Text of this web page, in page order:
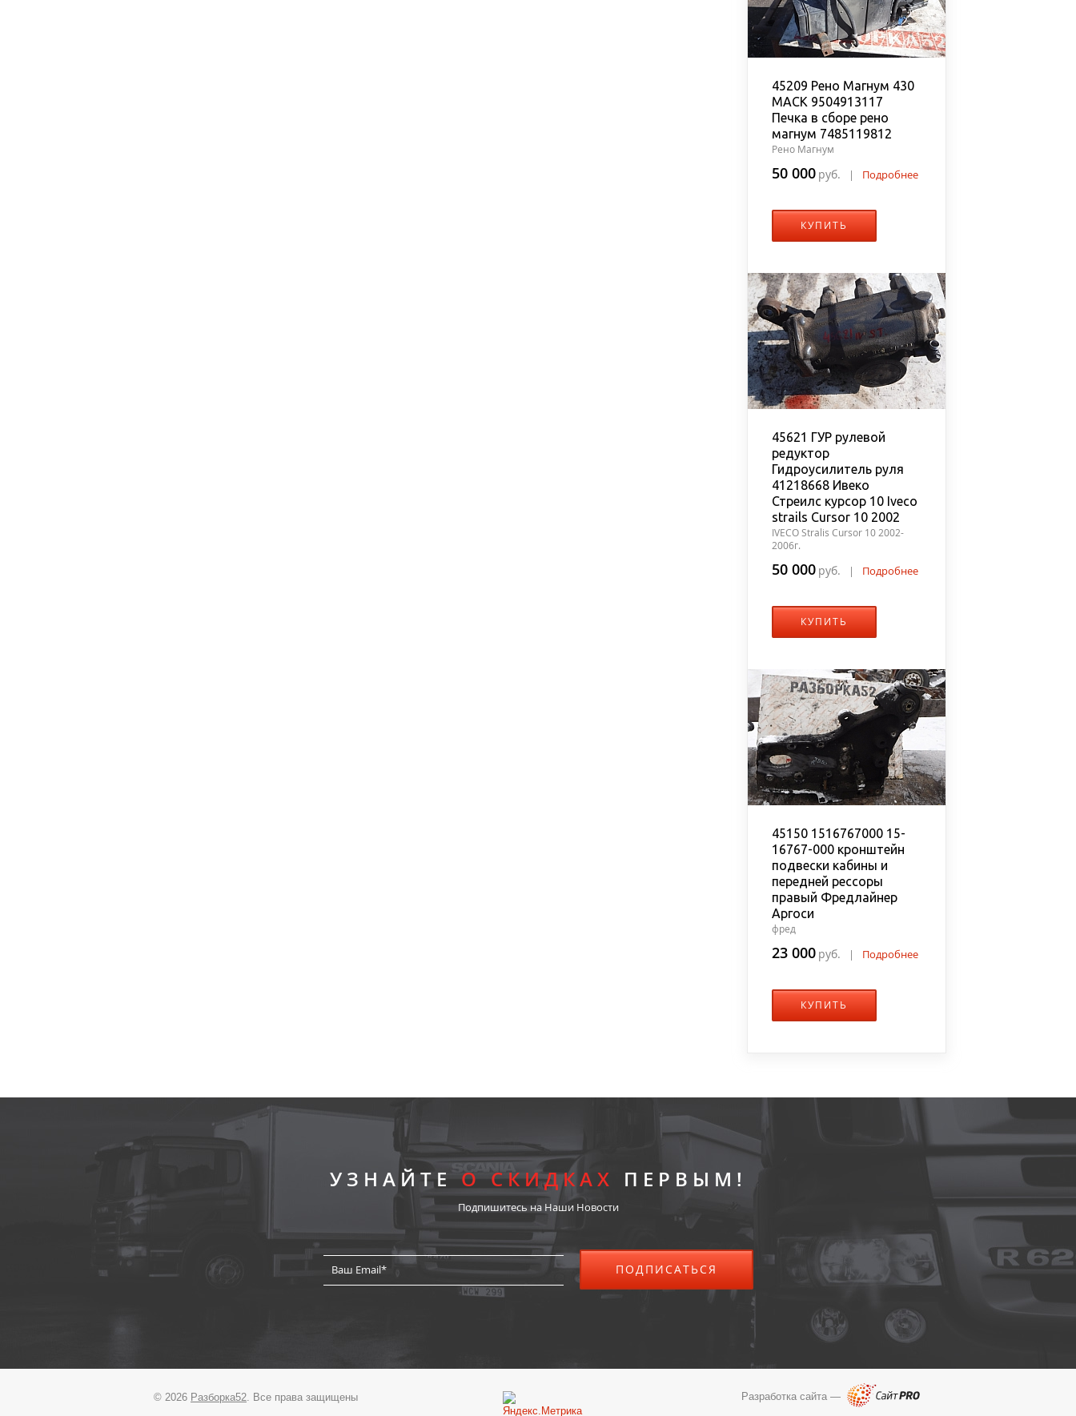
45209 Рено Магнум 430
MACK 9504913117
Печка в сборе рено
магнум 7485119812
Рено Магнум
50 000 руб. | Подробнее
КУПИТЬ
45621 ГУР рулевой
редуктор
Гидроусилитель руля
41218668 Ивеко
Стреилс курсор 10 Iveco
strails Cursor 10 2002
IVECO Stralis Cursor 10 2002-
2006г.
50 000 руб. | Подробнее
КУПИТЬ
45150 1516767000 15-
16767-000 кронштейн
подвески кабины и
передней рессоры
правый Фредлайнер
Аргоси
фред
23 000 руб. | Подробнее
КУПИТЬ
УЗНАЙТЕО СКИДКАХ ПЕРВЫМ!
Подпишитесь на Наши Новости
ПОДПИСАТЬСЯ
© 2026 Разборка52. Все права защищены Разработка сайта —